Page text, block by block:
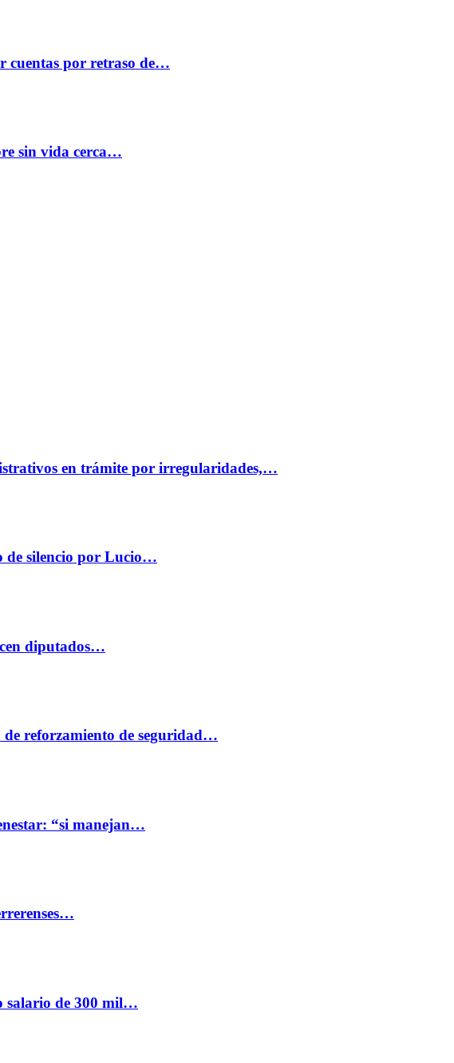
cuentas por retraso de…
sin vida cerca…
en trámite por irregularidades,…
de silencio por Lucio…
diputados…
reforzamiento de seguridad…
“si manejan…
salario de 300 mil…